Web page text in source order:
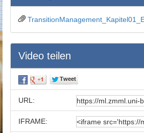
Video teilen
URL:
IFRAME: